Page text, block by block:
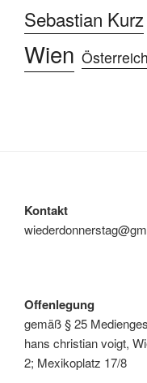
Sebastian Kurz
Wien Österreich
Kontakt
Offenlegung
gemäß § 25
hans christian voigt,
2; Mexikoplatz 17/8